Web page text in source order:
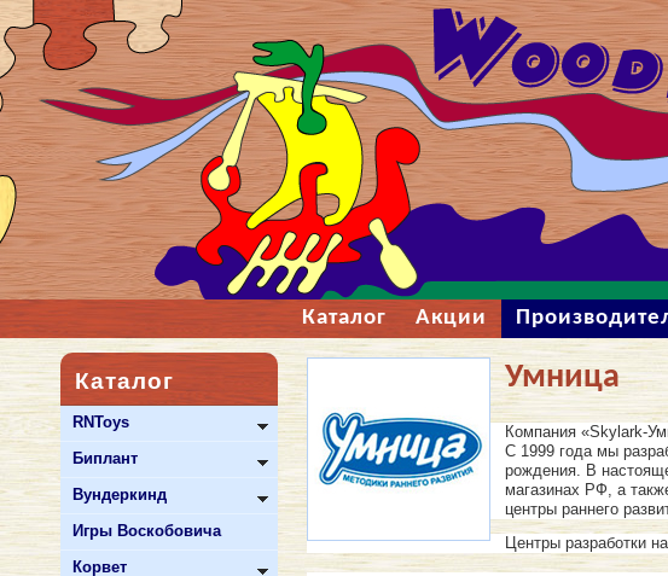
Каталог Акции
Каталог
RNToys
Биплант
Вундеркинд
Игры Воскобовича
Корвет
Умница
Компания «Skylark-
С 1999 года мы
рождения. В
магазинах РФ, а
центры раннего
Центры разработки